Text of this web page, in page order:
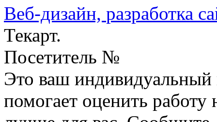
Веб-дизайн, разработка
Текарт.
Посетитель №
Это ваш
помогает оценить работу